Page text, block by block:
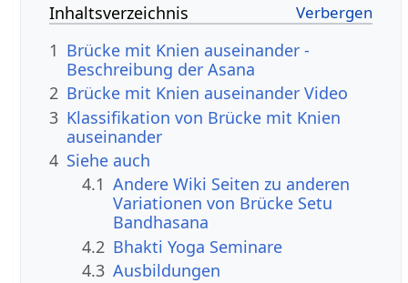
Inhaltsverzeichnis
1 Brücke mit Knien auseinander -
Beschreibung der Asana
2 Brücke mit Knien auseinander Video
3 Klassifikation von Brücke mit Knien
auseinander
4 Siehe auch
4.1 Andere Wiki Seiten zu anderen
Variationen von Brücke Setu
Bandhasana
4.2 Bhakti Yoga Seminare
4.3 Ausbildungen